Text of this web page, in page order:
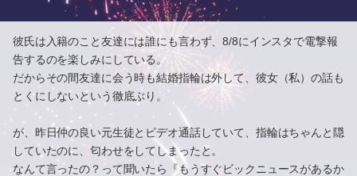
彼氏は入籍のこと友達には誰にも言わず、8/8にインスタで電撃報
告するのを楽しみにしている。
だからその間友達に会う時も結婚指輪は外して、彼女（私）の話も
とくにしないという徹底ぶり。
が、昨日仲の良い元生徒とビデオ通話していて、指輪はちゃんと隠
していたのに、匂わせをしてしまったと。
なんて言ったの？って聞いたら『もうすぐビックニュースがあるか